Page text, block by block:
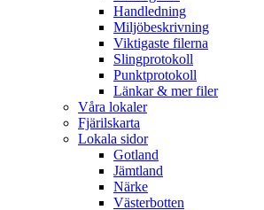
Handledning
Miljöbeskrivning
Viktigaste filerna
Slingprotokoll
Punktprotokoll
Länkar & mer filer
Våra lokaler
Fjärilskarta
Lokala sidor
Gotland
Jämtland
Närke
Västerbotten